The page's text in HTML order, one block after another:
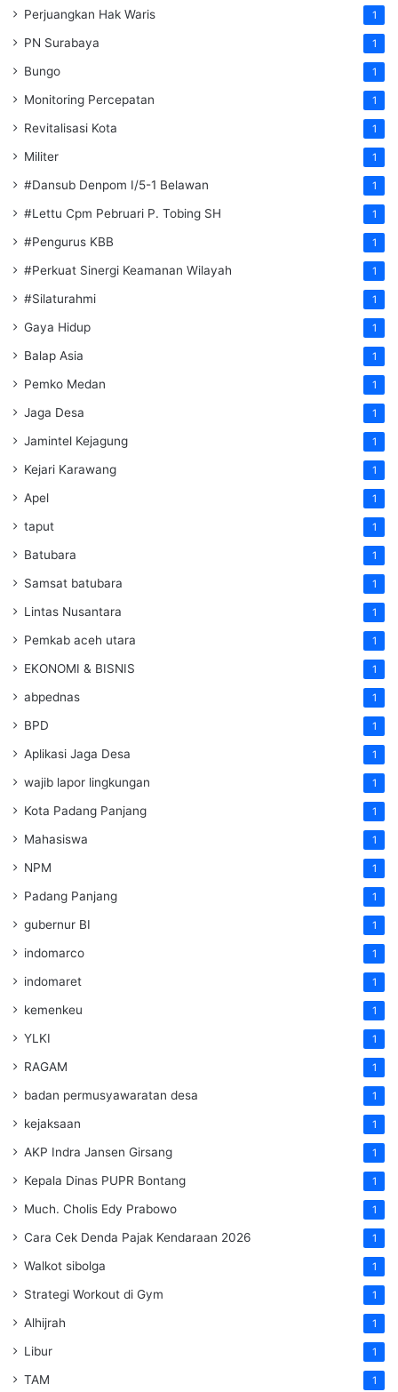
Perjuangkan Hak Waris 1
PN Surabaya 1
Bungo 1
Monitoring Percepatan 1
Revitalisasi Kota 1
Militer 1
#Dansub Denpom I/5-1 Belawan 1
#Lettu Cpm Pebruari P. Tobing SH 1
#Pengurus KBB 1
#Perkuat Sinergi Keamanan Wilayah 1
#Silaturahmi 1
Gaya Hidup 1
Balap Asia 1
Pemko Medan 1
Jaga Desa 1
Jamintel Kejagung 1
Kejari Karawang 1
Apel 1
taput 1
Batubara 1
Samsat batubara 1
Lintas Nusantara 1
Pemkab aceh utara 1
EKONOMI & BISNIS 1
abpednas 1
BPD 1
Aplikasi Jaga Desa 1
wajib lapor lingkungan 1
Kota Padang Panjang 1
Mahasiswa 1
NPM 1
Padang Panjang 1
gubernur BI 1
indomarco 1
indomaret 1
kemenkeu 1
YLKI 1
RAGAM 1
badan permusyawaratan desa 1
kejaksaan 1
AKP Indra Jansen Girsang 1
Kepala Dinas PUPR Bontang 1
Much. Cholis Edy Prabowo 1
Cara Cek Denda Pajak Kendaraan 2026 1
Walkot sibolga 1
Strategi Workout di Gym 1
Alhijrah 1
Libur 1
TAM 1